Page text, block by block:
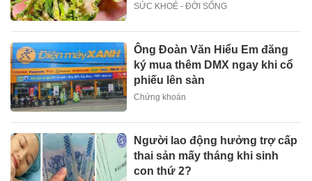
SỨC KHOẺ - ĐỜI SỐNG
Ông Đoàn Văn Hiểu Em đăng
ký mua thêm DMX ngay khi cổ
phiếu lên sàn
Chứng khoán
Người lao động hưởng trợ cấp
thai sản mấy tháng khi sinh
con thứ 2?